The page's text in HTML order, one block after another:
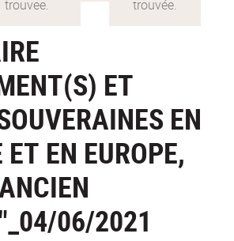
ET
EN
EN EUROPE,
06/2021